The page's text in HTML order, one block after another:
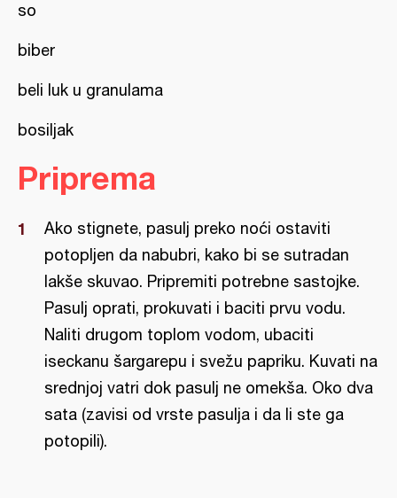
so
biber
beli luk u granulama
bosiljak
Priprema
Ako stignete, pasulj preko noći ostaviti
potopljen da nabubri, kako bi se sutradan
lakše skuvao. Pripremiti potrebne sastojke.
Pasulj oprati, prokuvati i baciti prvu vodu.
Naliti drugom toplom vodom, ubaciti
iseckanu šargarepu i svežu papriku. Kuvati na
srednjoj vatri dok pasulj ne omekša. Oko dva
sata (zavisi od vrste pasulja i da li ste ga
potopili).